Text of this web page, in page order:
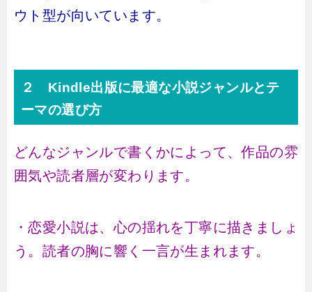
ウト型が向いています。
２ Kindle出版に最適な小説ジャンルとテ
ーマの選び方
どんなジャンルで書くかによって、作品の雰
囲気や読者層が変わります。
・恋愛小説は、心の揺れを丁寧に描きましょ
う。読者の胸に響く一言が生まれます。